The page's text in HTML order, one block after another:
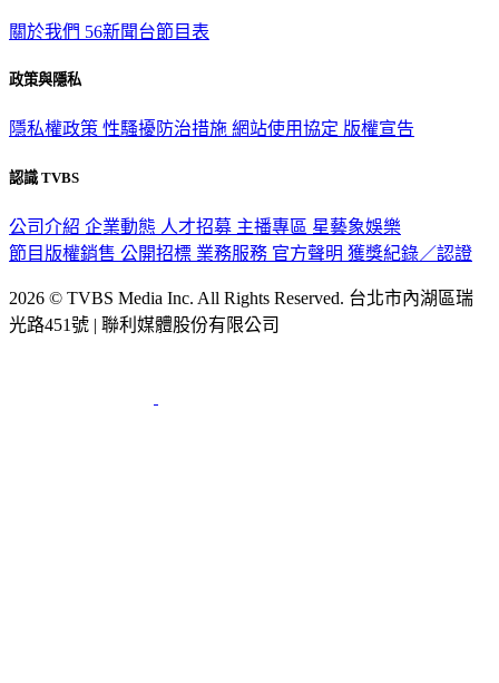
關於我們 56新聞台節目表
政策與隱私
隱私權政策 性騷擾防治措施 網站使用協定 版權宣告
認識 TVBS
公司介紹 企業動態 人才招募 主播專區 星藝象娛樂
節目版權銷售 公開招標 業務服務 官方聲明 獲獎紀錄／認證
2026 © TVBS Media Inc. All Rights Reserved. 台北市內湖區瑞
光路451號 | 聯利媒體股份有限公司